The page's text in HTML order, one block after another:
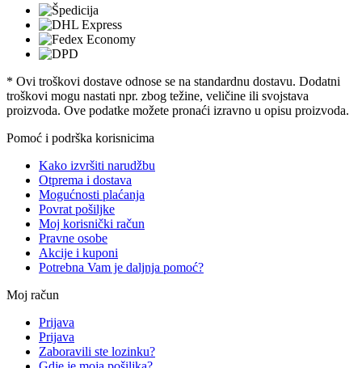
* Ovi troškovi dostave odnose se na standardnu ​​dostavu. Dodatni
troškovi mogu nastati npr. zbog težine, veličine ili svojstava
proizvoda. Ove podatke možete pronaći izravno u opisu proizvoda.
Pomoć i podrška korisnicima
Kako izvršiti narudžbu
Otprema i dostava
Mogućnosti plaćanja
Povrat pošiljke
Moj korisnički račun
Pravne osobe
Akcije i kuponi
Potrebna Vam je daljnja pomoć?
Moj račun
Prijava
Prijava
Zaboravili ste lozinku?